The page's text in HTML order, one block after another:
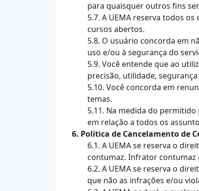
para quaisquer outros fins
5.7. A UEMA reserva todos
cursos abertos.
5.8. O usuário concorda em
uso e/ou à segurança do
5.9. Você entende que ao
precisão, utilidade,
5.10. Você concorda em
temas.
5.11. Na medida do
em relação a todos os
6. Política de Cancelamento de
6.1. A UEMA se reserva o
contumaz. Infrator contumaz
6.2. A UEMA se reserva o
que não as infrações e/ou